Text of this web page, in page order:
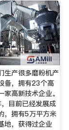
生产很多磨粉机产
备，拥有23个高
家高新技术企业。
目前已经发展成
，拥有5万平方米
地，获得过企业